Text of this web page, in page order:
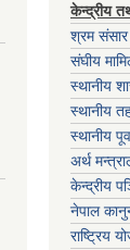
केन्द्रीय
श्रम संसार
संघीय
स्थानीय
स्थानीय
स्थानीय
अर्थ
केन्द्रीय
नेपाल
राष्ट्रिय